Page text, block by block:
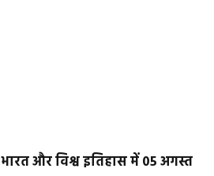
भारत और विश्व इतिहास में 05 अगस्त